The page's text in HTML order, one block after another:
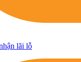
lãi lỗ